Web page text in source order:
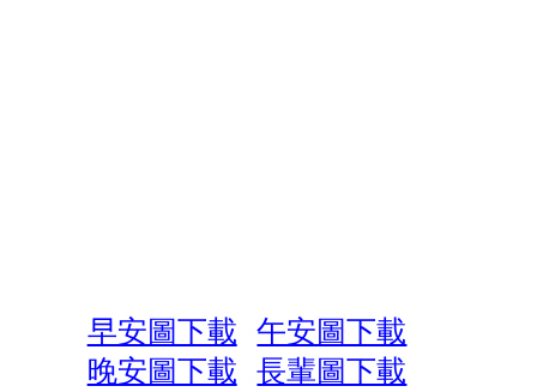
早安圖下載
午安圖下載
晚安圖下載
長輩圖下載